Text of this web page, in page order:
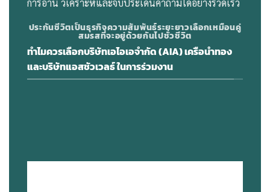
การอ่าน วิเคราะห์และจับประเด็นคําถามได้อย่างรวดเร็ว
ประกันชีวิตเป็นธุรกิจความสัมพันธ์ระยะยาวเลือกเหมือนคู่
สมรสที่จะอยู่ด้วยกันไปชั่วชีวิต
ทำไมควรเลือกบริษัทเอไอเอจำกัด (AIA) เครือนำทอง
และบริษัทแอสชัวเวลธ์ ในการร่วมงาน